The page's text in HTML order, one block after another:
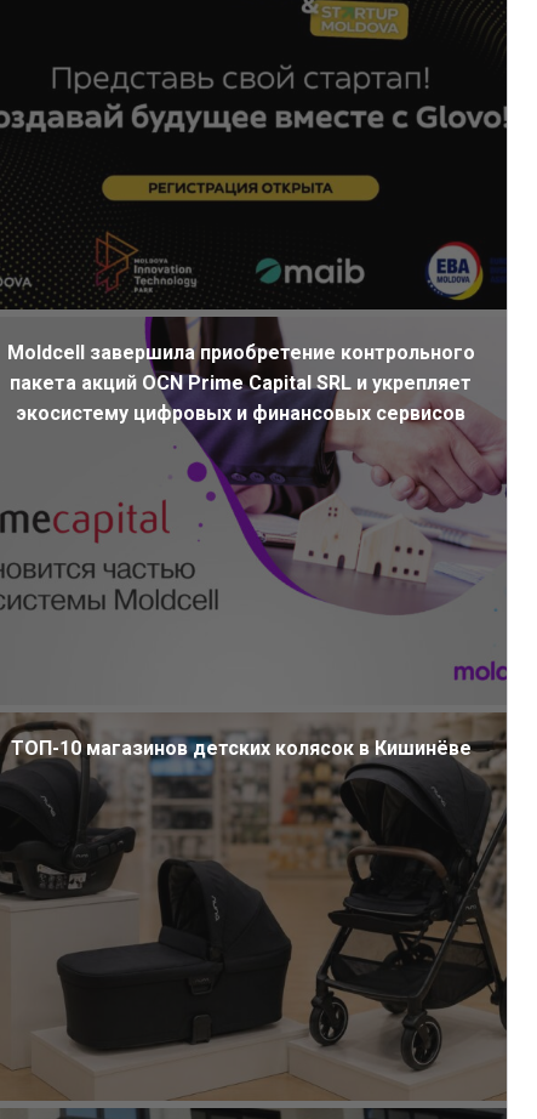
Moldcell завершила приобретение контрольного
пакета акций OCN Prime Capital SRL и укрепляет
экосистему цифровых и финансовых сервисов
ТОП-10 магазинов детских колясок в Кишинёве